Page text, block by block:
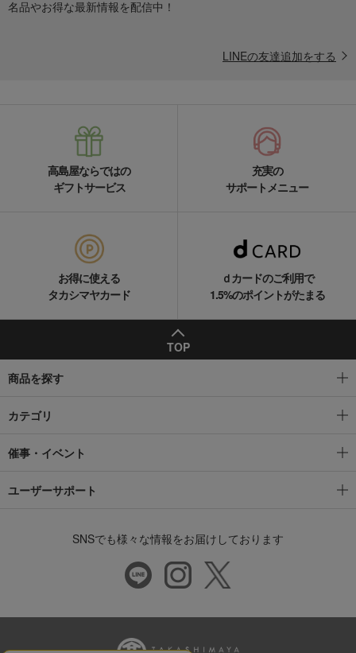
名品やお得な最新情報を配信中！
LINEの友達追加をする
高島屋ならではの
ギフトサービス
充実の
サポートメニュー
お得に使える
タカシマヤカード
ｄカードのご利用で
1.5%のポイントがたまる
TOP
商品を探す
カテゴリ
催事・イベント
ユーザーサポート
SNSでも様々な情報をお届けしております